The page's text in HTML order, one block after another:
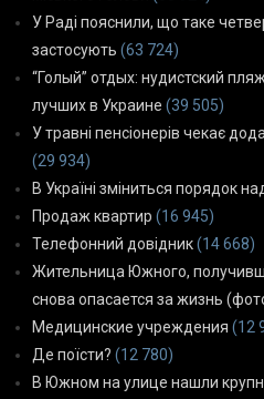
У Раді пояснили, що таке
застосують (63 724)
“Голый” отдых: нудистский
лучших в Украине (39 505)
У травні пенсіонерів чекає
(29 934)
В Україні зміниться порядок
Продаж квартир (16 945)
Телефонний довідник(14 668)
Жительница Южного,
снова опасается за жизнь
Медицинские учреждения (12
Де поїсти? (12 780)
В Южном на улице нашли